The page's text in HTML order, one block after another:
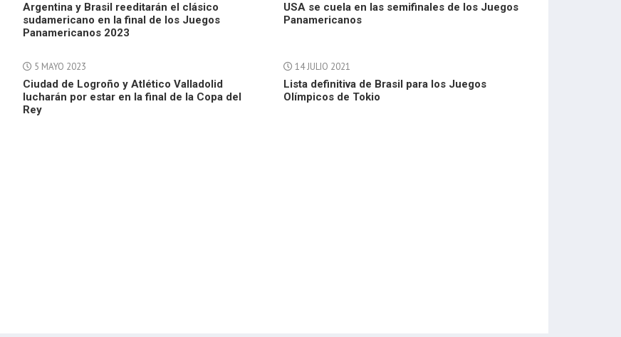
Argentina y Brasil reeditarán el clásico
sudamericano en la final de los Juegos
Panamericanos 2023
USA se cuela en las semifinales de los Juegos
Panamericanos
5 MAYO 2023
Ciudad de Logroño y Atlético Valladolid
lucharán por estar en la final de la Copa del
Rey
14 JULIO 2021
Lista definitiva de Brasil para los Juegos
Olímpicos de Tokio